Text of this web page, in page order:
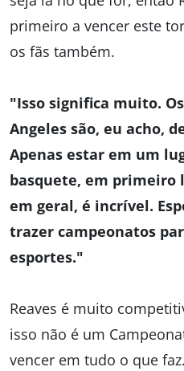
primeiro a vencer este
os fãs também.
"Isso significa muito.
Angeles são, eu acho,
Apenas estar em um
basquete, em primeiro
em geral, é incrível.
trazer campeonatos
esportes."
Reaves é muito
isso não é um
vencer em tudo o que faz.